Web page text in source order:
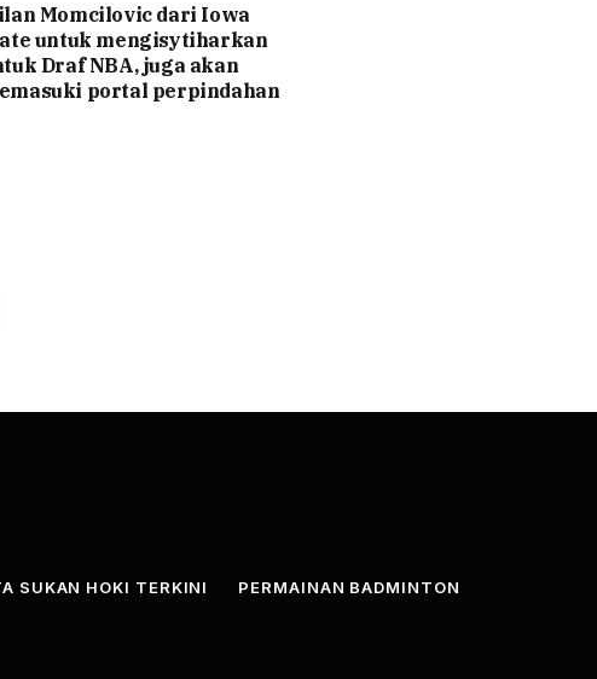
Momcilovic dari Iowa
untuk mengisytiharkan
Draf NBA, juga akan
portal perpindahan
SUKAN HOKI TERKINI PERMAINAN BADMINTON